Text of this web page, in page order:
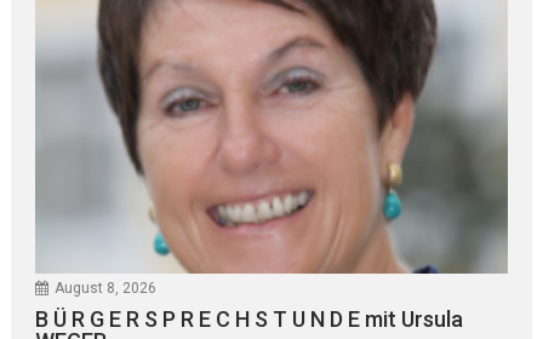
August 8, 2026
B Ü R G E R S P R E C H S T U N D E mit Ursula